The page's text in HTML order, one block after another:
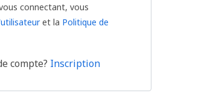
connectant, vous
et la Politique de
compte? Inscription